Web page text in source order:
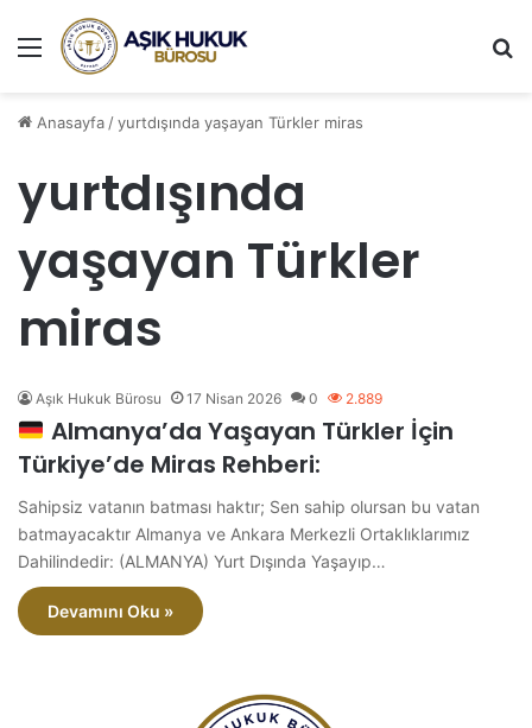
Menü
Anasayfa/yurtdışında yaşayan Türkler miras
yurtdışında
yaşayan Türkler
miras
Aşık Hukuk Bürosu 17 Nisan 2026 0 2.889
Almanya’da Yaşayan Türkler İçin
Türkiye’de Miras Rehberi:
Sahipsiz vatanın batması haktır; Sen sahip olursan bu vatan
batmayacaktır Almanya ve Ankara Merkezli Ortaklıklarımız
Dahilindedir: (ALMANYA) Yurt Dışında Yaşayıp…
Devamını Oku »